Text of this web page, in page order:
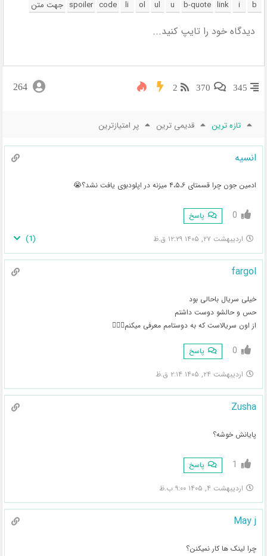
345
370
2
264
تازه ترین قدیمی ترین پر امتیازترین
انسیه
ادمین جون چرا قسمتای ۴،۵،۶ میزنه در اپلودبوی یافت نشد؟😭
0 پاسخ
اردیبهشت ۲۷, ۱۴۰۵ ۱۲:۲۹ ق.ظ (
1
)
fargol
خیلی سریال باحالی بود
حس و حالشو دوست داشتم
از اون سریالاست که به دوستامم معرفی میکنم👍🏻💕
0 پاسخ
اردیبهشت ۲۴, ۱۴۰۵ ۲:۱۴ ق.ظ
Zusha
پایانش خوشه؟
1 پاسخ
اردیبهشت ۴, ۱۴۰۵ ۹:۰۰ ب.ظ
May j
چرا لینک ها کار نمیکنن؟